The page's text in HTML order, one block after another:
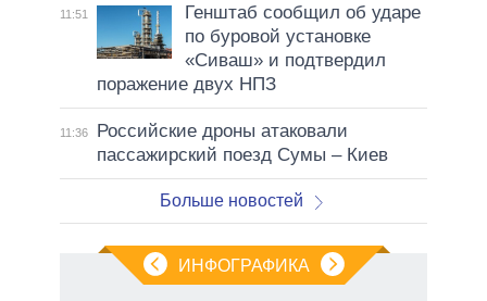
11:51
Генштаб сообщил об ударе
по буровой установке
«Сиваш» и подтвердил
поражение двух НПЗ
11:36
Российские дроны атаковали
пассажирский поезд Сумы – Киев
Больше новостей
ИНФОГРАФИКА